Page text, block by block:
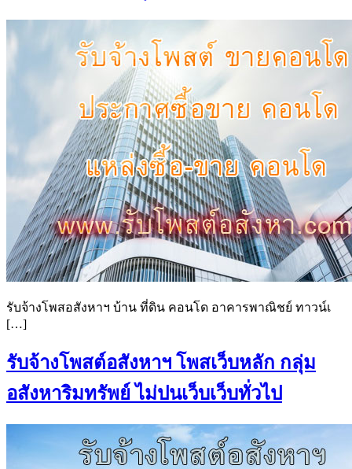
รับจ้างโพสอสังหาฯ บ้าน ที่ดิน คอนโด อาคารพาณิชย์ ทาวน์เ
[…]
รับจ้างโพสต์อสังหาฯ โพสเว็บหลัก กลุ่ม
อสังหาริมทรัพย์ ไม่ปนเว็บเว็บทั่วไป